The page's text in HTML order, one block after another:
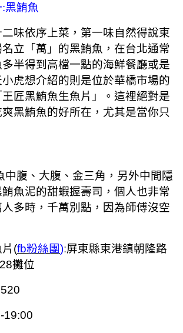
黑鮪魚
味依序上菜，第一味自然得說東
立「萬」的黑鮪魚，在台北通常
半得到高檔一點的海鮮餐廳或是
虎想介紹的則是位於華橋市場的
匠黑鮪魚生魚片」。這裡絕對是
黑鮪魚的好所在，尤其是當你只
中腹、大腹、金三角，另外中間隱
魚泥的甜蝦握壽司，個人也非常
多時，千萬別點，因為師傅沒空
片(fb粉絲團):屏東縣東港鎮朝隆路
攤位
19:00